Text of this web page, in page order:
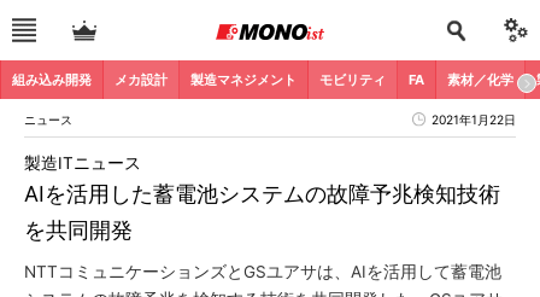
組み込み開発 メカ設計 製造マネジメント モビリティ FA 素材／化学
ニュース 2021年1月22日
AIを活用した蓄電池システムの故障予兆検知技術
を共同開発
製造ITニュース
NTTコミュニケーションズとGSユアサは、AIを活用して蓄電池